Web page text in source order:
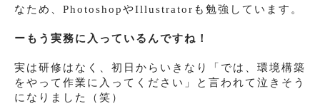
なため、PhotoshopやIllustratorも勉強しています。
ーもう実務に入っているんですね！
実は研修はなく、初日からいきなり「では、環境構築
をやって作業に入ってください」と言われて泣きそう
になりました（笑）